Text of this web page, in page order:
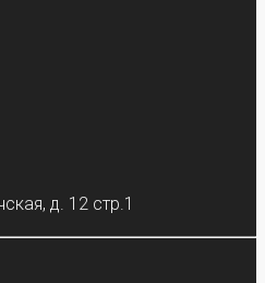
д. 12 стр.1